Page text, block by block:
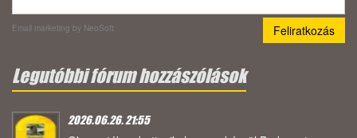
Email marketing by NeoSoft
Legutóbbi fórum hozzászólások
2026.06.26. 21:55